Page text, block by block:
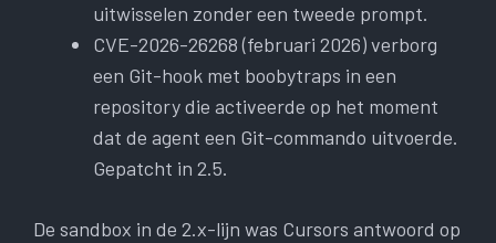
uitwisselen zonder een tweede prompt.
CVE-2026-26268 (februari 2026) verborg
een Git-hook met boobytraps in een
repository die activeerde op het moment
dat de agent een Git-commando uitvoerde.
Gepatcht in 2.5.
De sandbox in de 2.x-lijn was Cursors antwoord op